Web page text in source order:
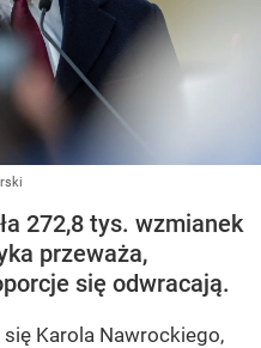
272,8 tys. wzmianek
przeważa,
się odwracają.
Karola Nawrockiego,